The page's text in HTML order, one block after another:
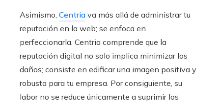
Asimismo, Centria va más allá de administrar tu
reputación en la web; se enfoca en
perfeccionarla. Centria comprende que la
reputación digital no solo implica minimizar los
daños; consiste en edificar una imagen positiva y
robusta para tu empresa. Por consiguiente, su
labor no se reduce únicamente a suprimir los